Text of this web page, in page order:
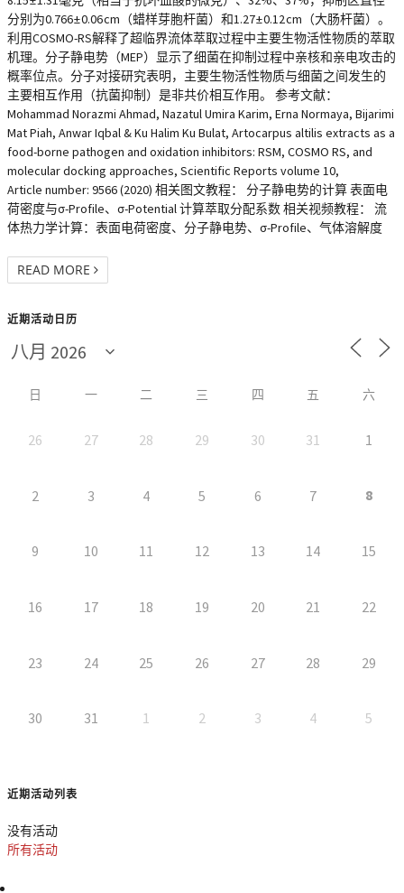
分别为0.766 ± 0.06 cm（蜡样芽胞杆菌）和1.27 ± 0.12 cm（大肠杆菌）。
利用COSMO-RS解释了超临界流体萃取过程中主要生物活性物质的萃取
机理。分子静电势（MEP）显示了细菌在抑制过程中亲核和亲电攻击的
概率位点。分子对接研究表明，主要生物活性物质与细菌之间发生的
主要相互作用（抗菌抑制）是非共价相互作用。 参考文献：
Mohammad Norazmi Ahmad, Nazatul Umira Karim, Erna Normaya, Bijarimi
Mat Piah, Anwar Iqbal & Ku Halim Ku Bulat, Artocarpus altilis extracts as a
food-borne pathogen and oxidation inhibitors: RSM, COSMO RS, and
molecular docking approaches, Scientific Reports volume 10,
Article number: 9566 (2020) 相关图文教程： 分子静电势的计算 表面电
荷密度与σ-Profile、σ-Potential 计算萃取分配系数 相关视频教程： 流
体热力学计算：表面电荷密度、分子静电势、σ-Profile、气体溶解度
READ MORE
近期活动日历
日 一 二 三 四 五 六
26 27 28 29 30 31 1
2 3 4 5 6 7 8
9 10 11 12 13 14 15
16 17 18 19 20 21 22
23 24 25 26 27 28 29
30 31 1 2 3 4 5
近期活动列表
没有活动
所有活动